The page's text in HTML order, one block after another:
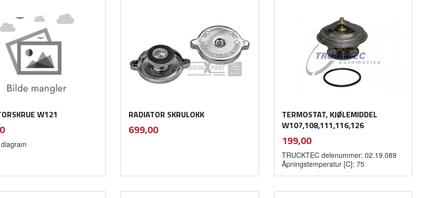
W121
mva.
RADIATOR SKRULOKK
Pris
699,00mva.
TERMOSTAT, KJØLEMIDDEL
W107,108,111,116,126
Pris
199,00mva.
TRUCKTEC delenummer: 02.19.089
Åpningstemperatur [C]: 75